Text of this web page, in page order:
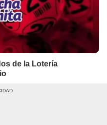
de la Lotería